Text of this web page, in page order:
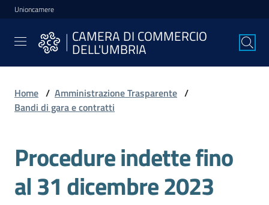
Vai al contenuto
Vai alla navigazione
Vai al footer
Unioncamere
CAMERA DI COMMERCIO
DELL'UMBRIA
CAMERA DI
COMMERCIO
DELL'UMBRIA
Avviare
l'Impresa
Home / Amministrazione Trasparente /
Bandi di gara e contratti
Procedure indette fino
al 31 dicembre 2023